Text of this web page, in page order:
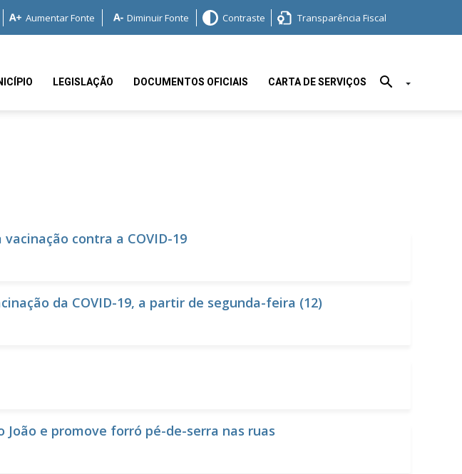
Aumentar Fonte Diminuir Fonte Contraste Transparência Fiscal
LEGISLAÇÃO DOCUMENTOS OFICIAIS CARTA DE SERVIÇOS
contra a COVID-19
da COVID-19, a partir de segunda-feira (12)
e promove forró pé-de-serra nas ruas